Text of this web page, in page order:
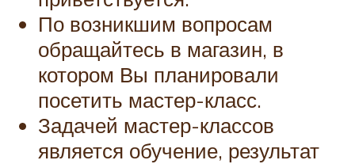
По возникшим вопросам
обращайтесь в магазин, в
котором Вы планировали
посетить мастер-класс.
Задачей мастер-классов
является обучение, результат